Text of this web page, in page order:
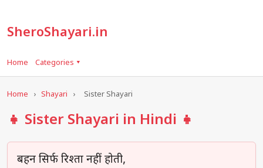
SheroShayari.in
Home Categories ▾
Home › Shayari › Sister Shayari
👧 Sister Shayari in Hindi 👧
बहन सिर्फ रिश्ता नहीं होती,